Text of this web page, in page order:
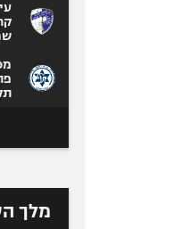
מלך